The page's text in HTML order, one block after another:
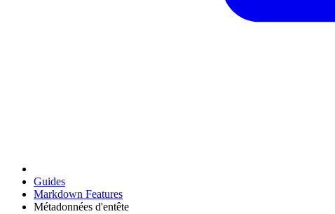
Guides
Markdown Features
Métadonnées d'entête